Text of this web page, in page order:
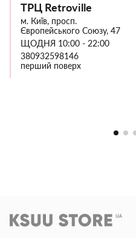
ТРЦ Retroville
м. Київ, просп.
Європейського Союзу, 47
ЩОДНЯ 10:00 - 22:00
380932598146
перший поверх